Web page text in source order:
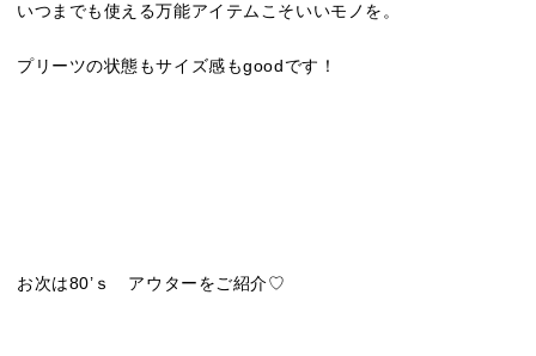
いつまでも使える万能アイテムこそいいモノを。
プリーツの状態もサイズ感もgoodです！
お次は80’ｓ アウターをご紹介♡